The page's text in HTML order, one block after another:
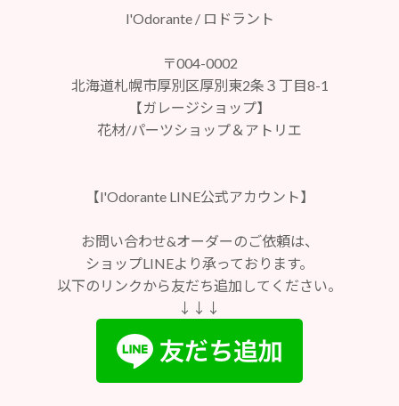
l'Odorante / ロドラント
〒004-0002
北海道札幌市厚別区厚別東2条３丁目8-1
【ガレージショップ】
花材/パーツショップ＆アトリエ
【l'Odorante LINE公式アカウント】
お問い合わせ&オーダーのご依頼は、
ショップLINEより承っております。
以下のリンクから友だち追加してください。
↓↓↓